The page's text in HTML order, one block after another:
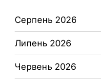
Серпень 2026
Липень 2026
Червень 2026